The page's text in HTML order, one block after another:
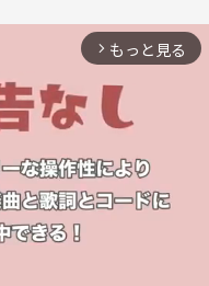
arrow_forward_ios もっと見る